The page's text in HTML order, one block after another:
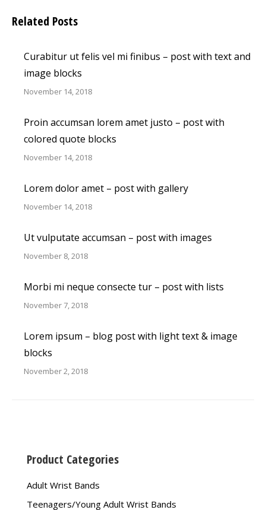
Related Posts
Curabitur ut felis vel mi finibus – post with text and
image blocks
November 14, 2018
Proin accumsan lorem amet justo – post with
colored quote blocks
November 14, 2018
Lorem dolor amet – post with gallery
November 14, 2018
Ut vulputate accumsan – post with images
November 8, 2018
Morbi mi neque consecte tur – post with lists
November 7, 2018
Lorem ipsum – blog post with light text & image
blocks
November 2, 2018
Product Categories
Adult Wrist Bands
Teenagers/Young Adult Wrist Bands